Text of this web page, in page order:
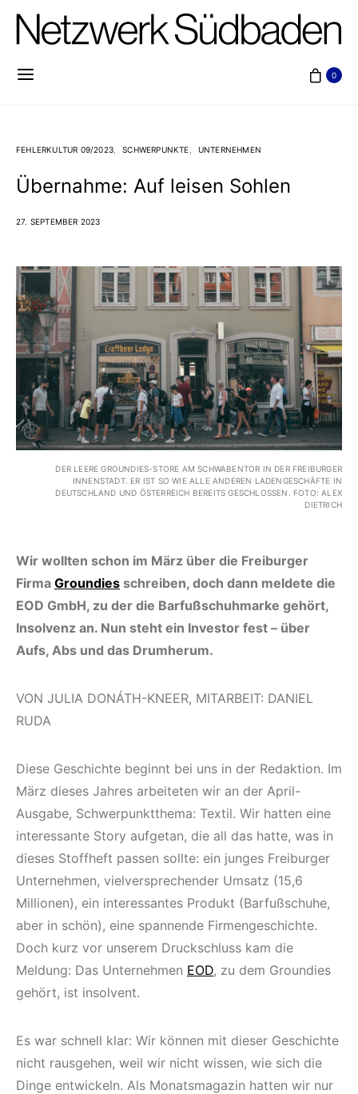
0
FEHLERKULTUR 09/2023 SCHWERPUNKTE UNTERNEHMEN
Übernahme: Auf leisen Sohlen
27. SEPTEMBER 2023
DER LEERE GROUNDIES-STORE AM SCHWABENTOR IN DER FREIBURGER
INNENSTADT. ER IST SO WIE ALLE ANDEREN LADENGESCHÄFTE IN
DEUTSCHLAND UND ÖSTERREICH BEREITS GESCHLOSSEN. FOTO: ALEX
DIETRICH
Wir wollten schon im März über die Freiburger
Firma Groundies schreiben, doch dann meldete die
EOD GmbH, zu der die Barfußschuhmarke gehört,
Insolvenz an. Nun steht ein Investor fest – über
Aufs, Abs und das Drumherum.
VON JULIA DONÁTH-KNEER, MITARBEIT: DANIEL
RUDA
Diese Geschichte beginnt bei uns in der Redaktion. Im
März dieses Jahres arbeiteten wir an der April-
Ausgabe, Schwerpunktthema: Textil. Wir hatten eine
interessante Story aufgetan, die all das hatte, was in
dieses Stoffheft passen sollte: ein junges Freiburger
Unternehmen, vielversprechender Umsatz (15,6
Millionen), ein interessantes Produkt (Barfußschuhe,
aber in schön), eine spannende Firmengeschichte.
Doch kurz vor unserem Druckschluss kam die
Meldung: Das Unternehmen EOD, zu dem Groundies
gehört, ist insolvent.
Es war schnell klar: Wir können mit dieser Geschichte
nicht rausgehen, weil wir nicht wissen, wie sich die
Dinge entwickeln. Als Monatsmagazin hatten wir nur